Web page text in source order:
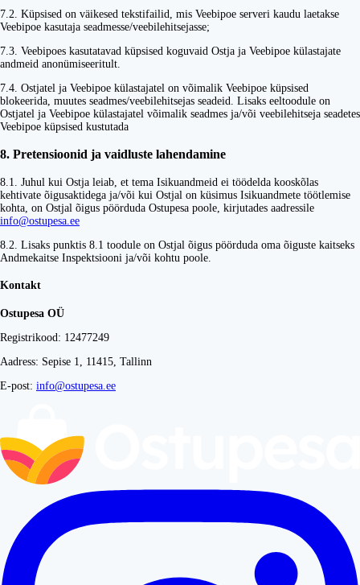
7.2. Küpsised on väikesed tekstifailid, mis Veebipoe serveri kaudu laetakse
Veebipoe kasutaja seadmesse/veebilehitsejasse;
7.3. Veebipoes kasutatavad küpsised koguvaid Ostja ja Veebipoe külastajate
andmeid anonümiseeritult.
7.4. Ostjatel ja Veebipoe külastajatel on võimalik Veebipoe küpsised
blokeerida, muutes seadmes/veebilehitsejas seadeid. Lisaks eeltoodule on
Ostjatel ja Veebipoe külastajatel võimalik seadmes ja/või veebilehitseja seadetes
Veebipoe küpsised kustutada
8. Pretensioonid ja vaidluste lahendamine
8.1. Juhul kui Ostja leiab, et tema Isikuandmeid ei töödelda kooskõlas
kehtivate õigusaktidega ja/või kui Ostjal on küsimus Isikuandmete töötlemise
kohta, on Ostjal õigus pöörduda Ostupesa poole, kirjutades aadressile
info@ostupesa.ee
8.2. Lisaks punktis 8.1 toodule on Ostjal õigus pöörduda oma õiguste kaitseks
Andmekaitse Inspektsiooni ja/või kohtu poole.
Kontakt
Ostupesa OÜ
Registrikood: 12477249
Aadress: Sepise 1, 11415, Tallinn
E-post: info@ostupesa.ee